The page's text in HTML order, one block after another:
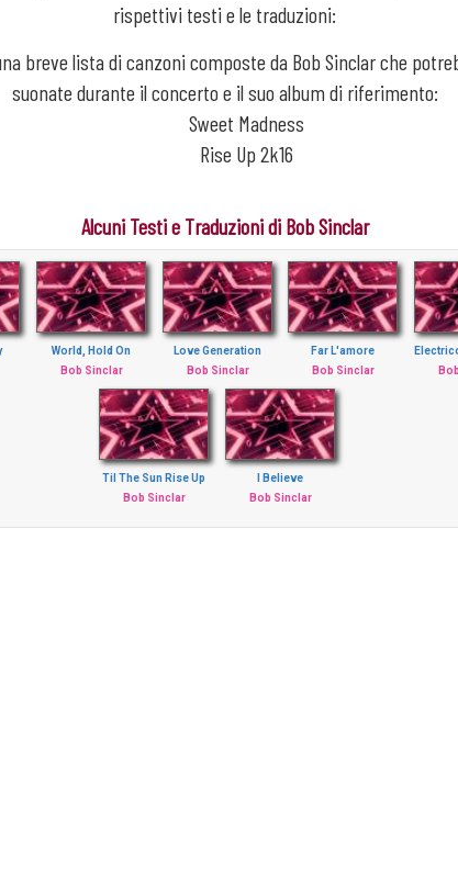
rispettivi testi e le traduzioni:
breve lista di canzoni composte da Bob Sinclar che
suonate durante il concerto e il suo album di riferimento:
Sweet Madness
Rise Up 2k16
Alcuni Testi e Traduzioni di Bob Sinclar
World, Hold On
Bob Sinclar
Love Generation
Bob Sinclar
Far L'amore
Bob Sinclar
Til The Sun Rise Up
Bob Sinclar
I Believe
Bob Sinclar